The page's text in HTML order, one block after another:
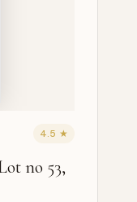
4.5 ★
no 53,